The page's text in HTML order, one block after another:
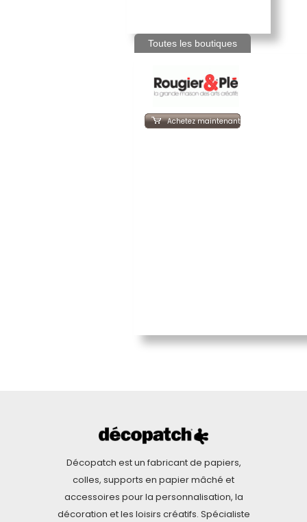
Toutes les boutiques
Achetez maintenant
Décopatch est un fabricant de papiers,
colles, supports en papier mâché et
accessoires pour la personnalisation, la
décoration et les loisirs créatifs. Spécialiste